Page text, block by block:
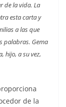
de la vida. La
esta carta y
a las que
palabras. Gema
hijo, a su vez,
de la